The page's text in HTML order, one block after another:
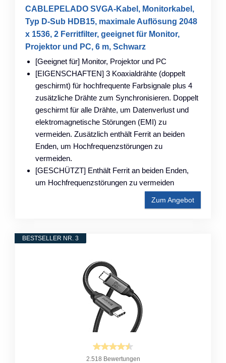
CABLEPELADO SVGA-Kabel, Monitorkabel,
Typ D-Sub HDB15, maximale Auflösung 2048
x 1536, 2 Ferritfilter, geeignet für Monitor,
Projektor und PC, 6 m, Schwarz
[Geeignet für] Monitor, Projektor und PC
[EIGENSCHAFTEN] 3 Koaxialdrähte (doppelt
geschirmt) für hochfrequente Farbsignale plus 4
zusätzliche Drähte zum Synchronisieren. Doppelt
geschirmt für alle Drähte, um Datenverlust und
elektromagnetische Störungen (EMI) zu
vermeiden. Zusätzlich enthält Ferrit an beiden
Enden, um Hochfrequenzstörungen zu
vermeiden.
[GESCHÜTZT] Enthält Ferrit an beiden Enden,
um Hochfrequenzstörungen zu vermeiden
Zum Angebot
BESTSELLER NR. 3
2.518 Bewertungen